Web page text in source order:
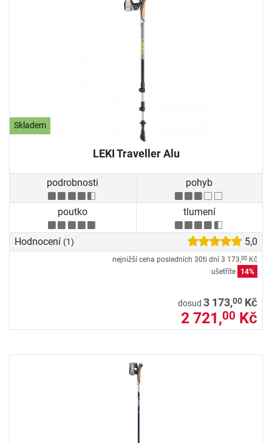
Skladem
LEKI Traveller Alu
podrobnosti pohyb
poutko tlumení
Hodnocení (1) 5,0
nejnižší cena posledních 30ti dní 3 173,00 Kč
ušetříte
14%
dosud 3 173,00 Kč
2 721,00 Kč